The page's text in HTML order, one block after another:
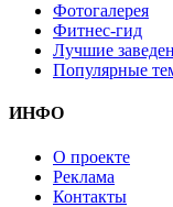
Фотогалерея
Фитнес-гид
Лучшие
Популярные
ИНФО
О проекте
Реклама
Контакты